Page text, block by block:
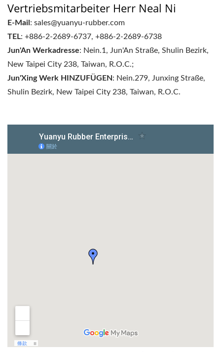
Vertriebsmitarbeiter Herr Neal Ni
E-Mail : sales@yuanyu-rubber.com
TEL: +886-2-2689-6737, +886-2-2689-6738
Jun'An Werkadresse: Nein.1, Jun'An Straße, Shulin Bezirk,
New Taipei City 238, Taiwan, R.O.C.;
Jun'Xing Werk HINZUFÜGEN: Nein.279, Junxing Straße,
Shulin Bezirk, New Taipei City 238, Taiwan, R.O.C.